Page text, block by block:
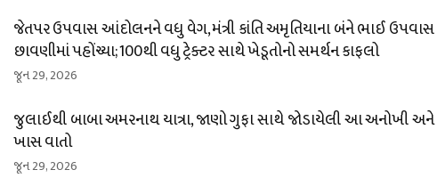
જેતપર ઉપવાસ આંદોલનને વધુ વેગ, મંત્રી કાંતિ અમૃતિયાના બંને ભાઈ ઉપવાસ
છાવણીમાં પહોંચ્યા; 100થી વધુ ટ્રેક્ટર સાથે ખેડૂતોનો સમર્થન કાફલો
જૂન 29, 2026
જુલાઈથી બાબા અમરનાથ યાત્રા, જાણો ગુફા સાથે જોડાયેલી આ અનોખી અને
ખાસ વાતો
જૂન 29, 2026